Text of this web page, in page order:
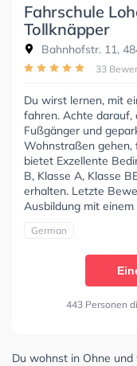
Fahrschule
Tollknäpper
Bahnhofstr. 11,
33
Du wirst lernen, mit
fahren. Achte darauf,
Fußgänger und
Wohnstraßen gehen,
bietet Exzellente
B, Klasse A, Klasse
erhalten. Letzte
Ausbildung mit
German
443 Personen
Du wohnst in Ohne